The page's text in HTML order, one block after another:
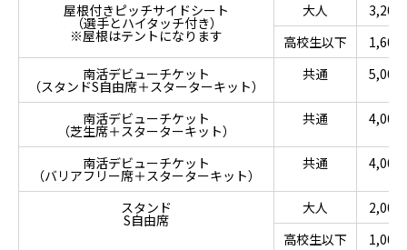
屋根付きピッチサイドシート
（選手とハイタッチ付き）
※屋根はテントになります
大人
3,200
高校生以下
1,600
南活デビューチケット
（スタンドS自由席＋スターターキット）
共通 5,000
南活デビューチケット
（芝生席＋スターターキット）
共通 4,000
南活デビューチケット
（バリアフリー席＋スターターキット）
共通 4,000
スタンド
S自由席
大人
2,000
高校生以下
1,000